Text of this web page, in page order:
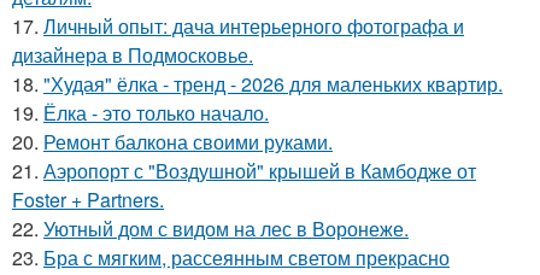
17. Личный опыт: дача интерьерного фотографа и
дизайнера в Подмосковье.
18. "Худая" ёлка - тренд - 2026 для маленьких квартир.
19. Ёлка - это только начало.
20. Ремонт балкона своими руками.
21. Аэропорт с "Воздушной" крышей в Камбодже от
Foster + Partners.
22. Уютный дом с видом на лес в Воронеже.
23. Бра с мягким, рассеянным светом прекрасно